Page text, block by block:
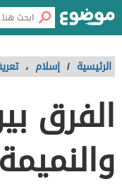
الرئيسية / إسلام ،
الفرق
والنميمة